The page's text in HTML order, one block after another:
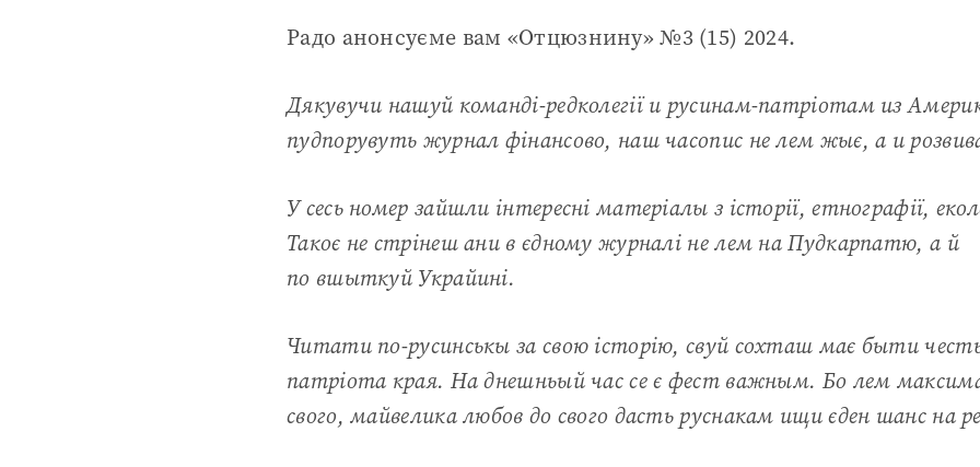
Радо анонсуєме вам «Отцюзнину» №3 (15) 2024.
Дякувучи нашуй команді-редколегії и русинам-патріотам из
пудпорувуть журнал фінансово, наш часопис не лем жыє, а и
У сесь номер зайшли інтересні матеріалы з історії, етнографії,
Такоє не стрінеш ани в єдному журналі не лем на Пудкарпатю, а й
по вшыткуй Украйині.
Читати по-русинськы за свою історію, свуй сохташ має быти
патріота края. На днешньый час се є фест важным. Бо лем
свого, майвелика любов до свого дасть руснакам ищи єден шанс на